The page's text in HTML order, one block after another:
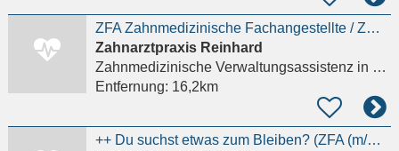
ZFA Zahnmedizinische Fachangestellte / ZMV Zahnmedizinische Verwaltungsassistenz (m/w/d) gesucht
Zahnarztpraxis Reinhard
Zahnmedizinische Verwaltungsassistenzin München, Schwabing-West
Entfernung: 16,2km
++ Du suchst etwas zum Bleiben? (ZFA (m/w/d) in München) ++